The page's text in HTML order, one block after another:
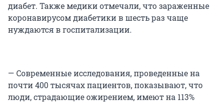
диабет. Также медики отмечали, что зараженные
коронавирусом диабетики в шесть раз чаще
нуждаются в госпитализации.
— Современные исследования, проведенные на
почти 400 тысячах пациентов, показывают, что
люди, страдающие ожирением, имеют на 113%